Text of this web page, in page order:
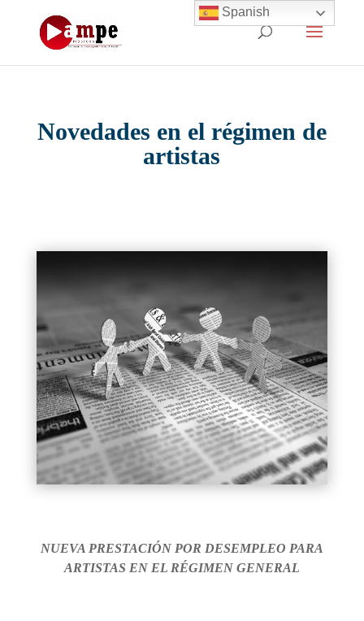
Novedades en el régimen de
artistas
NUEVA PRESTACIÓN POR DESEMPLEO PARA
ARTISTAS EN EL RÉGIMEN GENERAL
Spanish